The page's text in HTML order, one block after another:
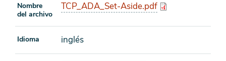
Nombre
del archivo
TCP_ADA_Set-Aside.pdf
Idioma inglés